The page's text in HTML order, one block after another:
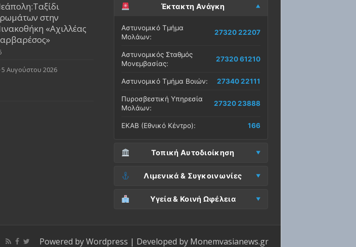
στην
«Αχιλλέας
5 Αυγούστου 2026
Έκτακτη Ανάγκη
Αστυνομικό Τμήμα
Μολάων:
27320 22207
Αστυνομικός Σταθμός
Μονεμβασίας:
27320 61210
Αστυνομικό Τμήμα Βοιών: 27340 22111
Πυροσβεστική Υπηρεσία
Μολάων:
27320 23888
ΕΚΑΒ (Εθνικό Κέντρο): 166
Τοπική Αυτοδιοίκηση
Δήμος Μονεμβασίας
(Έδρα):
27323 60500
Δ.Ε. Μονεμβασίας
27323 60019
ΚΕΠ Μονεμβασίας: 27323 60031
Λιμενικά & Συγκοινωνίες
Λιμεναρχείο
Μονεμβασίας:
27320 61266
ΚΤΕΛ Λακωνίας (Σταθμός
27320 22209
Υγεία & Κοινή Ωφέλεια
Powered byWordpress | Developed by Monemvasianews.gr